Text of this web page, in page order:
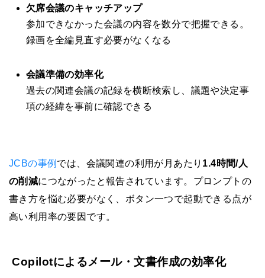
欠席会議のキャッチアップ
参加できなかった会議の内容を数分で把握できる。
録画を全編見直す必要がなくなる
会議準備の効率化
過去の関連会議の記録を横断検索し、議題や決定事
項の経緯を事前に確認できる
JCBの事例 では、会議関連の利用が月あたり 1.4時間/人
の削減につながったと報告されています。プロンプトの
書き方を悩む必要がなく、ボタン一つで起動できる点が
高い利用率の要因です。
Copilotによるメール・文書作成の効率化